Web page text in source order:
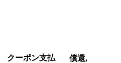
クーポン支払
償還,